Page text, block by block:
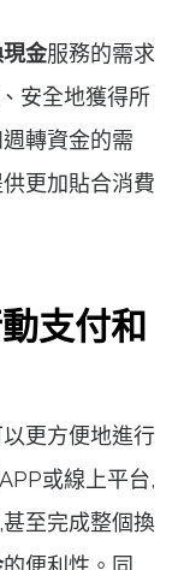
金服務的需求
安全地獲得所
轉資金的需
更加貼合消費
支付和
更方便地進行
或線上平台,
至完成整個換